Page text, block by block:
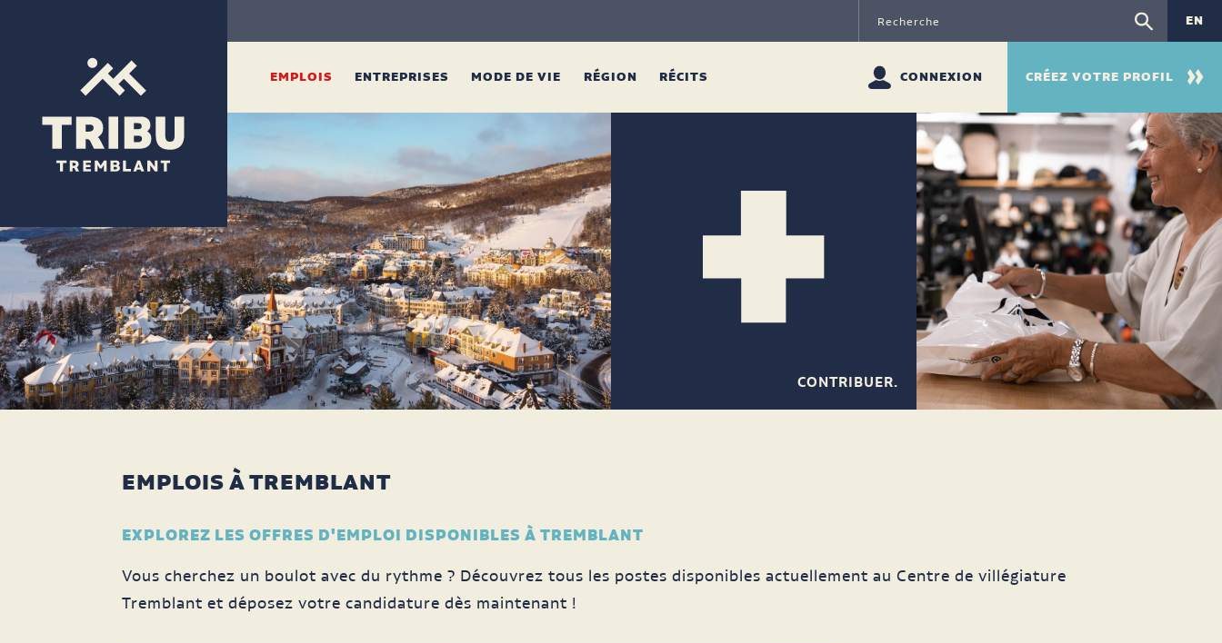
EN
EMPLOIS ENTREPRISES MODE DE VIE RÉGION RÉCITS CONNEXION CRÉEZ VOTRE PROFIL
CONTRIBUER.
EMPLOIS À TREMBLANT
EXPLOREZ LES OFFRES D'EMPLOI DISPONIBLES À TREMBLANT
Vous cherchez un boulot avec du rythme ? Découvrez tous les postes disponibles actuellement au Centre de villégiature
Tremblant et déposez votre candidature dès maintenant !